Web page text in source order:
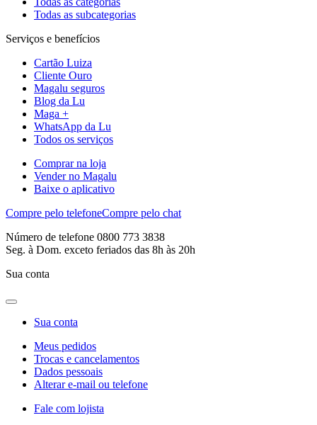
Todas as subcategorias
Serviços e benefícios
Cartão Luiza
Cliente Ouro
Magalu seguros
Blog da Lu
Maga +
WhatsApp da Lu
Todos os serviços
Comprar na loja
Vender no Magalu
Baixe o aplicativo
Compre pelo telefoneCompre pelo chat
Número de telefone 0800 773 3838
Seg. à Dom. exceto feriados das 8h às 20h
Sua conta
Sua conta
Meus pedidos
Trocas e cancelamentos
Dados pessoais
Alterar e-mail ou telefone
Fale com lojista